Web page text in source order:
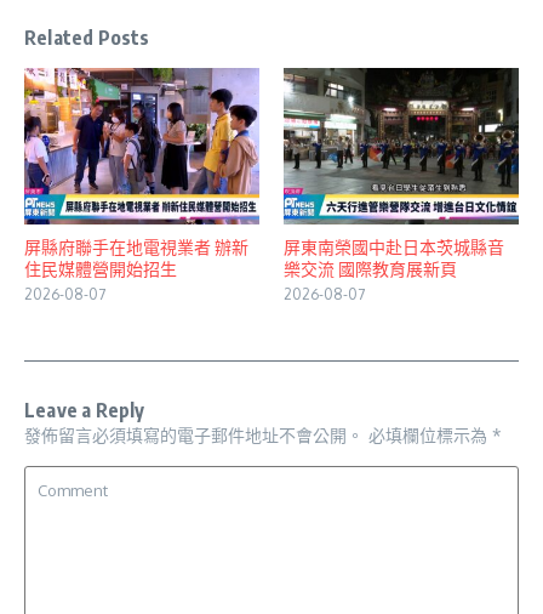
Related Posts
屏縣府聯手在地電視業者 辦新
住民媒體營開始招生
2026-08-07
屏東南榮國中赴日本茨城縣音
樂交流 國際教育展新頁
2026-08-07
Leave a Reply
發佈留言必須填寫的電子郵件地址不會公開。 必填欄位標示為 *